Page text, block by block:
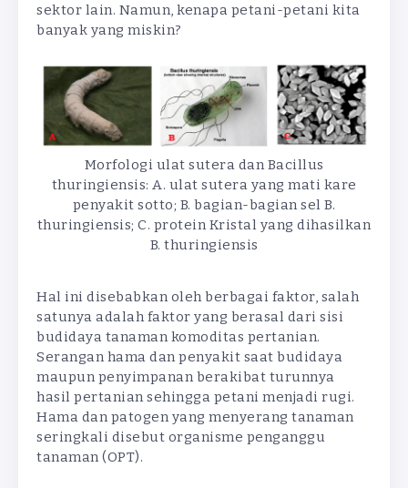
sektor lain. Namun, kenapa petani-petani kita
banyak yang miskin?
Morfologi ulat sutera dan Bacillus
thuringiensis: A. ulat sutera yang mati kare
penyakit sotto; B. bagian-bagian sel B.
thuringiensis; C. protein Kristal yang dihasilkan
B. thuringiensis
Hal ini disebabkan oleh berbagai faktor, salah
satunya adalah faktor yang berasal dari sisi
budidaya tanaman komoditas pertanian.
Serangan hama dan penyakit saat budidaya
maupun penyimpanan berakibat turunnya
hasil pertanian sehingga petani menjadi rugi.
Hama dan patogen yang menyerang tanaman
seringkali disebut organisme penganggu
tanaman (OPT).